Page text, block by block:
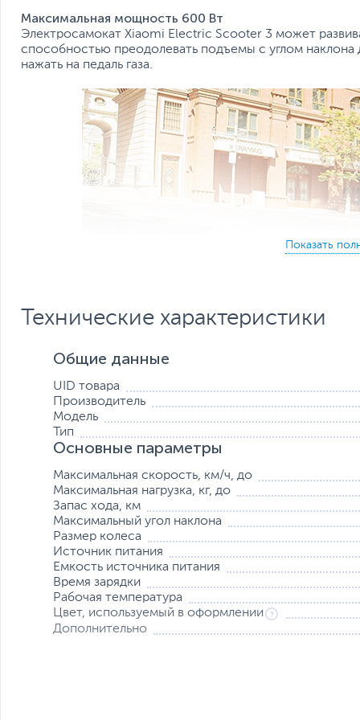
Максимальная мощность 600 Вт
Электросамокат Xiaomi Electric Scooter 3 может
способностью преодолевать подъемы с углом наклона
нажать на педаль газа.
До 30 км на одном заряде
Система рекуперации кинетической энергии (KERS)
накатом. Далее эта энергия будет преобразована в
увеличения дальности хода Xiaomi Electric Scooter 3.
Технические характеристики
Общие данные
UID товара
Производитель
Модель
Тип
Основные параметры
Максимальная скорость, км/ч, до
Максимальная нагрузка, кг, до
Запас хода, км
Максимальный угол наклона
Размер колеса
Источник питания
Емкость источника питания
Время зарядки
Рабочая температура
Цвет, используемый в оформлении
Дополнительно